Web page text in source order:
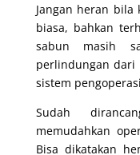
Jangan heran
biasa, bahkan
sabun masih
perlindungan dari
sistem
Sudah
memudahkan
Bisa dikatakan